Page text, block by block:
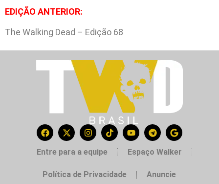
EDIÇÃO ANTERIOR:
The Walking Dead – Edição 68
Entre para a equipe Espaço Walker
Política de Privacidade Anuncie